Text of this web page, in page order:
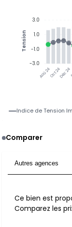
Aoû 24Oct 24Déc 24
3.0
1.0
-1.0
-3.0
Tension
Indice de Tension
Comparer
Autres agences
Ce bien est
Comparez les